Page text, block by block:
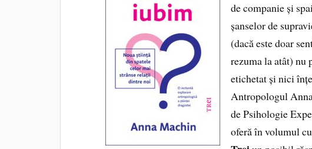
de companie și
șanselor de
(dacă este doar
rezuma la atât) nu
etichetat și nici
Antropologul
de Psihologie
oferă în volumul